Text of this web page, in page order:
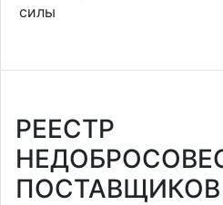
силы
РЕЕСТР
ПОСТАВЩИКОВ